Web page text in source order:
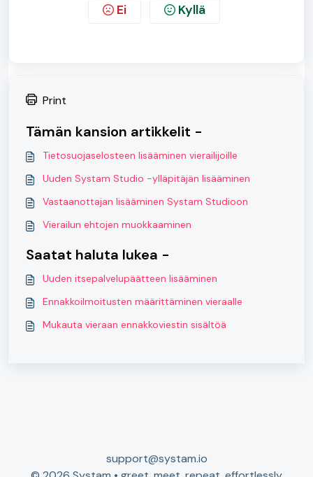
Ei Kyllä
Print
Tämän kansion artikkelit -
Tietosuojaselosteen lisääminen vierailijoille
Uuden Systam Studio -ylläpitäjän lisääminen
Vastaanottajan lisääminen Systam Studioon
Vierailun ehtojen muokkaaminen
Saatat haluta lukea -
Uuden itsepalvelupäätteen lisääminen
Ennakkoilmoitusten määrittäminen vieraalle
Mukauta vieraan ennakkoviestin sisältöä
support@systam.io